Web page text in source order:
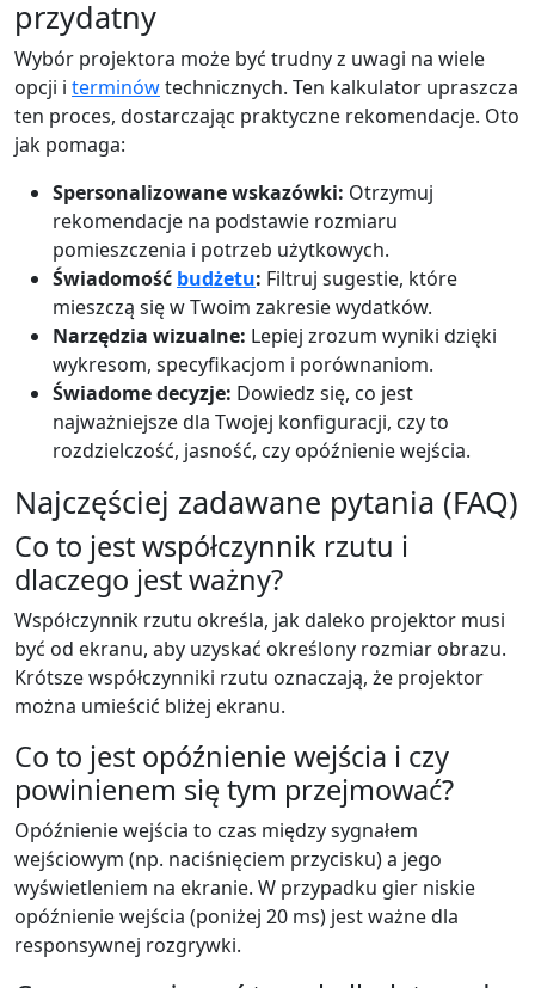
przydatny
Wybór projektora może być trudny z uwagi na wiele
opcji i terminówtechnicznych. Ten kalkulator upraszcza
ten proces, dostarczając praktyczne rekomendacje. Oto
jak pomaga:
Spersonalizowane wskazówki: Otrzymuj
rekomendacje na podstawie rozmiaru
pomieszczenia i potrzeb użytkowych.
Świadomość budżetu: Filtruj sugestie, które
mieszczą się w Twoim zakresie wydatków.
Narzędzia wizualne: Lepiej zrozum wyniki dzięki
wykresom, specyfikacjom i porównaniom.
Świadome decyzje: Dowiedz się, co jest
najważniejsze dla Twojej konfiguracji, czy to
rozdzielczość, jasność, czy opóźnienie wejścia.
Najczęściej zadawane pytania (FAQ)
Co to jest współczynnik rzutu i
dlaczego jest ważny?
Współczynnik rzutu określa, jak daleko projektor musi
być od ekranu, aby uzyskać określony rozmiar obrazu.
Krótsze współczynniki rzutu oznaczają, że projektor
można umieścić bliżej ekranu.
Co to jest opóźnienie wejścia i czy
powinienem się tym przejmować?
Opóźnienie wejścia to czas między sygnałem
wejściowym (np. naciśnięciem przycisku) a jego
wyświetleniem na ekranie. W przypadku gier niskie
opóźnienie wejścia (poniżej 20 ms) jest ważne dla
responsywnej rozgrywki.